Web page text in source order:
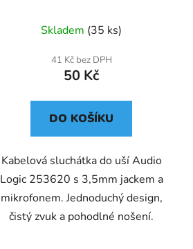
Skladem (35 ks)
41 Kč bez DPH
50 Kč
DO KOŠÍKU
Kabelová sluchátka do uší Audio
Logic 253620 s 3,5mm jackem a
mikrofonem. Jednoduchý design,
čistý zvuk a pohodlné nošení.